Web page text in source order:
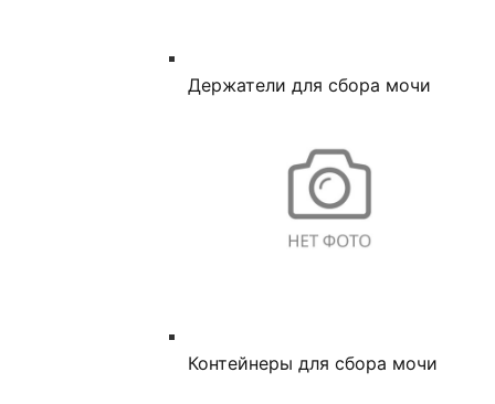
Держатели для сбора мочи
Контейнеры для сбора мочи